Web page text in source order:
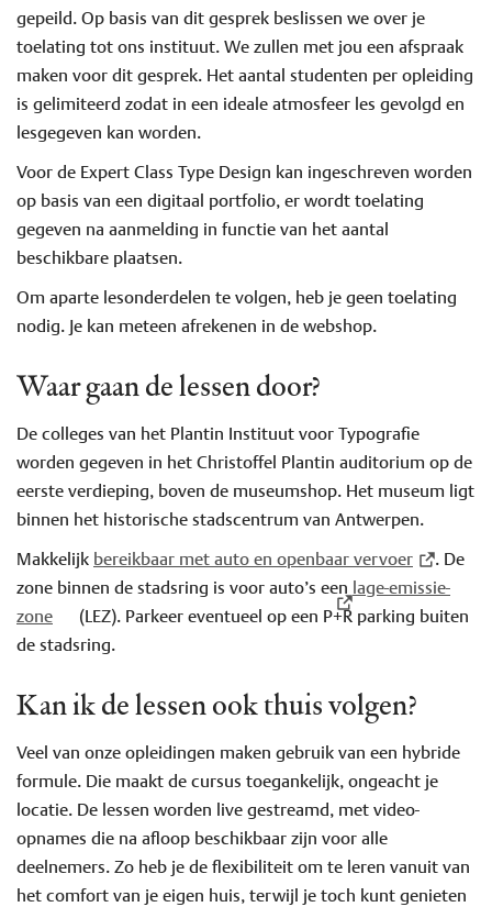
gepeild. Op basis van dit gesprek beslissen we over je
toelating tot ons instituut. We zullen met jou een afspraak
maken voor dit gesprek. Het aantal studenten per opleiding
is gelimiteerd zodat in een ideale atmosfeer les gevolgd en
lesgegeven kan worden.
Voor de Expert Class Type Design kan ingeschreven worden
op basis van een digitaal portfolio, er wordt toelating
gegeven na aanmelding in functie van het aantal
beschikbare plaatsen.
Om aparte lesonderdelen te volgen, heb je geen toelating
nodig. Je kan meteen afrekenen in de webshop.
Waar gaan de lessen door?
De colleges van het Plantin Instituut voor Typografie
worden gegeven in het Christoffel Plantin auditorium op de
eerste verdieping, boven de museumshop. Het museum ligt
binnen het historische stadscentrum van Antwerpen.
Makkelijk bereikbaar met auto en openbaar vervoer
. De
zone binnen de stadsring is voor auto’s een lage-emissie-
zone
(LEZ). Parkeer eventueel op een P+R parking buiten
de stadsring.
Kan ik de lessen ook thuis volgen?
Veel van onze opleidingen maken gebruik van een hybride
formule. Die maakt de cursus toegankelijk, ongeacht je
locatie. De lessen worden live gestreamd, met video-
opnames die na afloop beschikbaar zijn voor alle
deelnemers. Zo heb je de flexibiliteit om te leren vanuit van
het comfort van je eigen huis, terwijl je toch kunt genieten